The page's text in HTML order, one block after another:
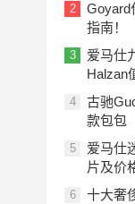
2
Goyard
指南！
3
爱马仕
Halzan
4
古驰
款包包
5
爱马仕
片及价
6 十大奢